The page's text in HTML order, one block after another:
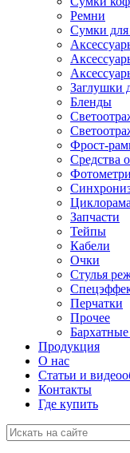
Ремни
Сумки для
Заглушки
Бленды
Фрост-
Средства
Циклорама
Запчасти
Тейпы
Кабели
Очки
Стулья
Перчатки
Прочее
Продукция
О нас
Статьи и
Контакты
Где купить